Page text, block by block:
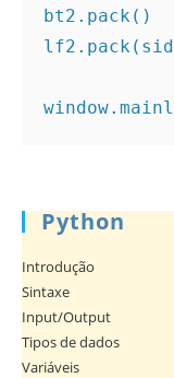
bt2.pack()
Python
Introdução
Sintaxe
Input/Output
Tipos de dados
Variáveis